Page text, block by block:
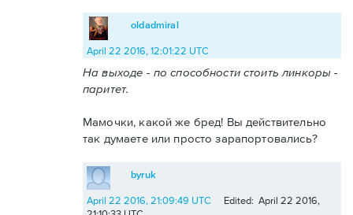
oldadmiral
April 22 2016, 12:01:22 UTC
На выходе - по способности стоить линкоры -
паритет.
Мамочки, какой же бред! Вы действительно
так думаете или просто зарапортовались?
byruk
April 22 2016, 21:09:49 UTC
Edited: April 22 2016,